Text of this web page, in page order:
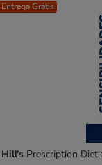
Entrega Grátis
Hill's Prescription Diet